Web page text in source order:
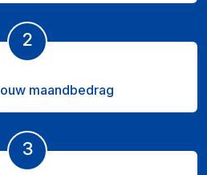
2
maandbedrag
3